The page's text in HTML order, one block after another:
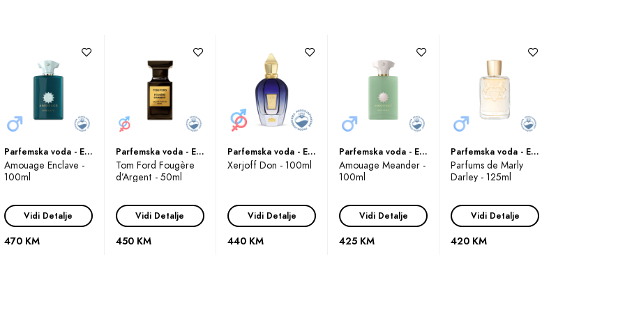
i topline, koja ostaje u zraku poput nevidljive aure ljepote. Vaše prisustvo će ostati urezano u
ga osjete.
parfem je namijenjen hrabrim i samouvjerenim muškarcima koji žele osvojiti svijet svojim jedinstvenim
Parfum je pravi dar za vaša osjetila, stvoren da ih probudi i ispuni neodoljivim mirisnim doživljajem.
je za muškarce
Parfemska voda - Eau de Parfum (EDP)
Amouage Enclave -
100ml
Vidi Detalje
470 KM
Parfemska voda - Eau de Parfum (EDP)
Tom Ford Fougère
d’Argent - 50ml
Vidi Detalje
450 KM
Parfemska voda - Eau de Parfum (EDP)
Xerjoff Don - 100ml
Vidi Detalje
440 KM
Parfemska voda - Eau de Parfum (EDP)
Amouage Meander -
100ml
Vidi Detalje
425 KM
Parfemska voda - Eau de Parfum (EDP)
Parfums de Marly
Darley - 125ml
Vidi Detalje
420 KM